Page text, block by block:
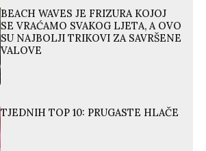
BEACH WAVES JE FRIZURA KOJOJ
SE VRAĆAMO SVAKOG LJETA, A OVO
SU NAJBOLJI TRIKOVI ZA SAVRŠENE
VALOVE
TJEDNIH TOP 10: PRUGASTE HLAČE